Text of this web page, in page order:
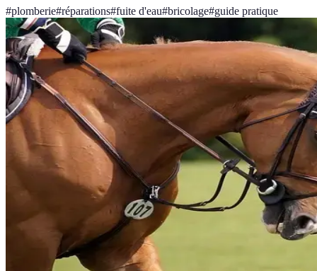
#plomberie#réparations#fuite d'eau#bricolage#guide pratique